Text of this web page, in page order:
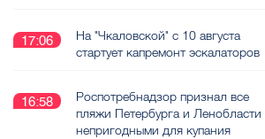
17:06
На "Чкаловской" с 10 августа
стартует капремонт эскалаторов
16:58
Роспотребнадзор признал все
пляжи Петербурга и Ленобласти
непригодными для купания